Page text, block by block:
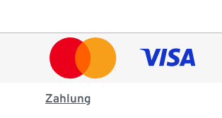
Zahlung